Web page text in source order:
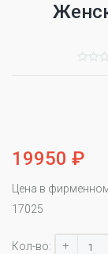
19950 ₽
Цена в
17025
Кол-во: +